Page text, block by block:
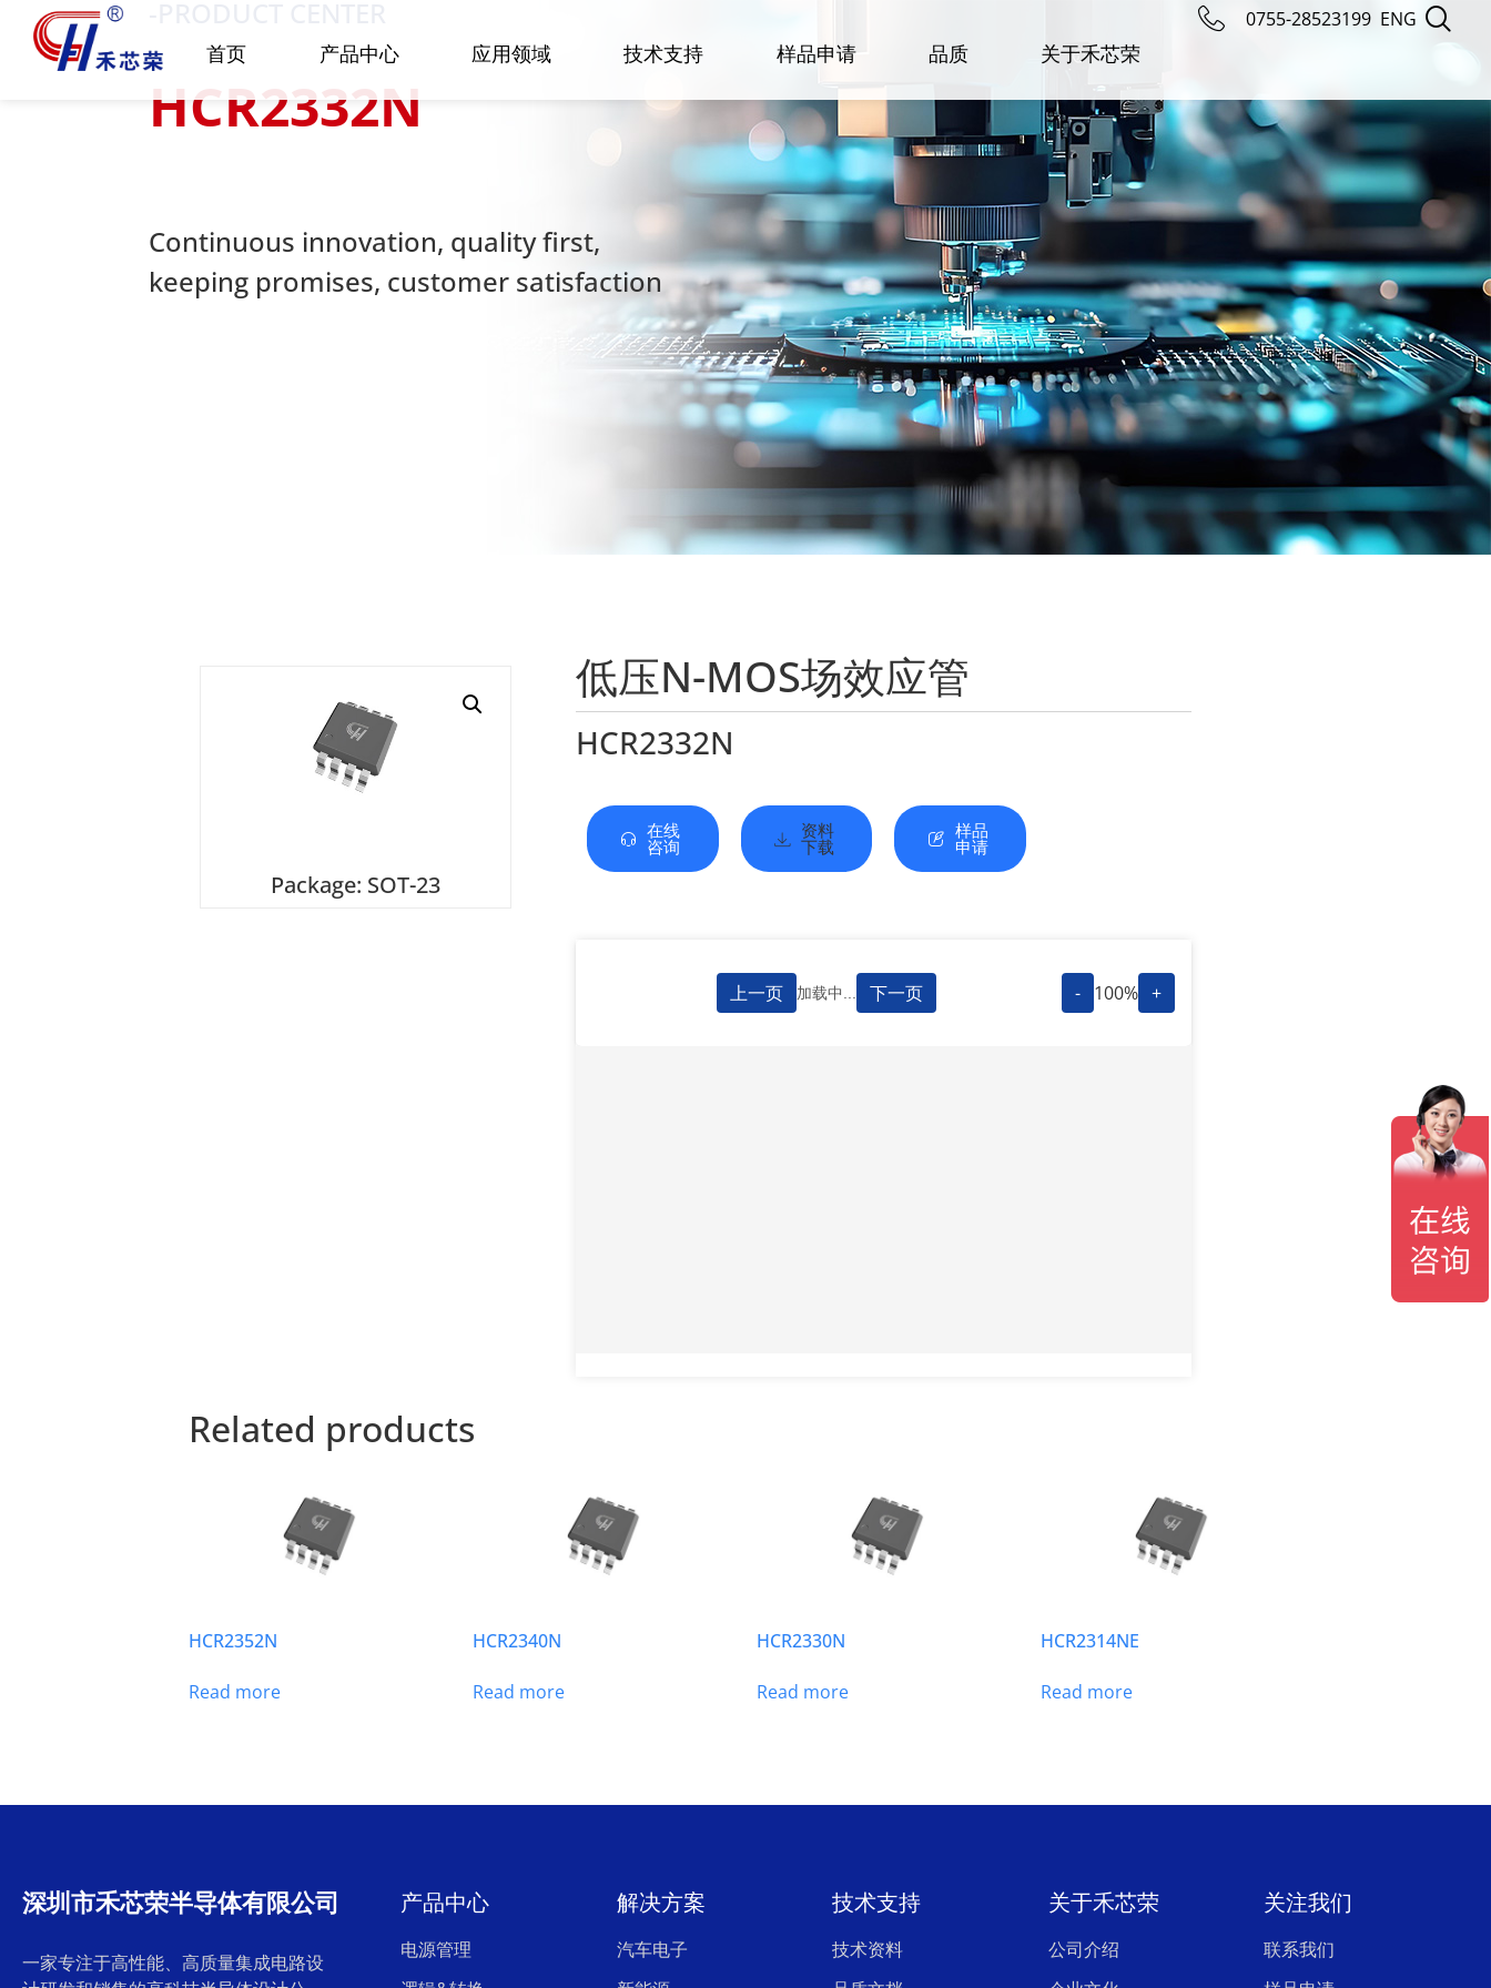
首页 产品中心 应用领域 技术支持 样品申请 品质 关于禾芯荣
0755-28523199 ENG
HCR2332N
Continuous innovation, quality first,
keeping promises, customer satisfaction
Package: SOT-23
低压N-MOS场效应管
HCR2332N
在线
咨询
资料
下载
样品
申请
上一页 加载中... 下一页 - 100% +
Related products
HCR2352N
Read more
HCR2340N
Read more
HCR2330N
Read more
HCR2314NE
Read more
深圳市禾芯荣半导体有限公司
一家专注于高性能、高质量集成电路设
产品中心
电源管理
解决方案
汽车电子
技术支持
技术资料
关于禾芯荣
公司介绍
关注我们
联系我们